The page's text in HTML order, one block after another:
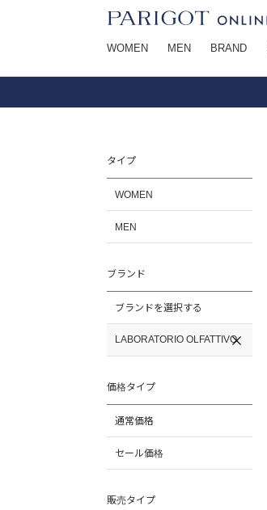
WOMEN MEN BRAND
タイプ
WOMEN
MEN
ブランド
ブランドを選択する
LABORATORIO OLFATTIVO
価格タイプ
通常価格
セール価格
販売タイプ